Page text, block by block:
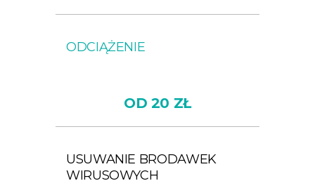
ODCIĄŻENIE
OD 20 ZŁ
USUWANIE BRODAWEK
WIRUSOWYCH